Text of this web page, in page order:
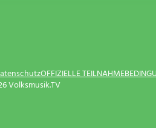
Volksmusik.TV
OFFIZIELLE